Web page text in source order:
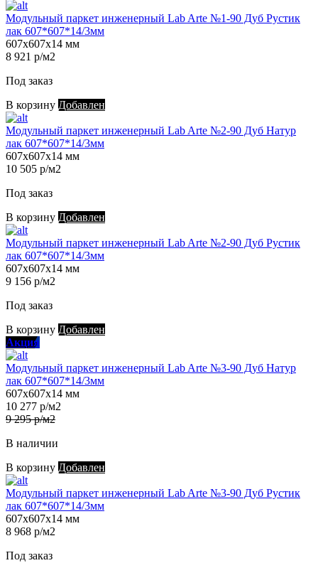
Модульный паркет инженерный Lab Arte №1-90 Дуб Рустик
лак 607*607*14/3мм
607х607х14 мм
8 921 р/м2
Под заказ
В корзину Добавлен
Модульный паркет инженерный Lab Arte №2-90 Дуб Натур
лак 607*607*14/3мм
607х607х14 мм
10 505 р/м2
Под заказ
В корзину Добавлен
Модульный паркет инженерный Lab Arte №2-90 Дуб Рустик
лак 607*607*14/3мм
607х607х14 мм
9 156 р/м2
Под заказ
В корзину Добавлен
Акция
Модульный паркет инженерный Lab Arte №3-90 Дуб Натур
лак 607*607*14/3мм
607х607х14 мм
10 277 р/м2
9 295 р/м2
В наличии
В корзину Добавлен
Модульный паркет инженерный Lab Arte №3-90 Дуб Рустик
лак 607*607*14/3мм
607х607х14 мм
8 968 р/м2
Под заказ